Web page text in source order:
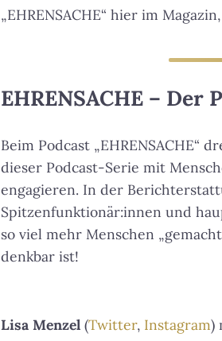
„EHRENSACHE“ hier im Magazin,
EHRENSACHE –
Beim Podcast „EHRENSACHE“
dieser Podcast-Serie mit
engagieren. In der
Spitzenfunktionär:innen und
so viel mehr Menschen
denkbar ist!
Lisa Menzel (Twitter, Instagram)